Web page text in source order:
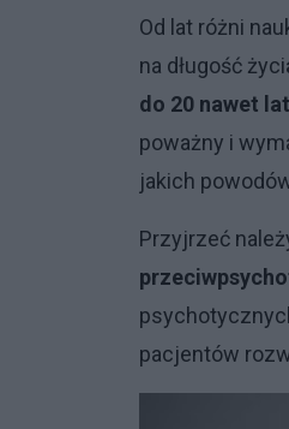
Od lat różni
na długość życi
do 20 nawet
poważny i
jakich
Przyjrzeć
pacjentów